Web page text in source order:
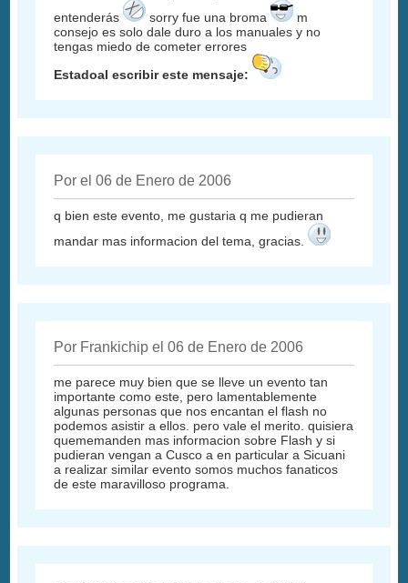
entenderás
sorry fue una broma
m
consejo es solo dale duro a los manuales y no
tengas miedo de cometer errores
Estadoal escribir este mensaje:
Por el 06 de Enero de 2006
q bien este evento, me gustaria q me pudieran
mandar mas informacion del tema, gracias.
Por Frankichip el 06 de Enero de 2006
me parece muy bien que se lleve un evento tan
importante como este, pero lamentablemente
algunas personas que nos encantan el flash no
podemos asistir a ellos. pero vale el merito. quisiera
quememanden mas informacion sobre Flash y si
pudieran vengan a Cusco a en particular a Sicuani
a realizar similar evento somos muchos fanaticos
de este maravilloso programa.